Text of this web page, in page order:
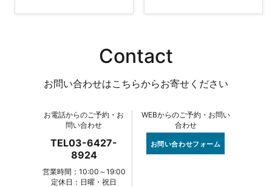
Contact
お問い合わせはこちらからお寄せください
お電話からのご予約・お
問い合わせ
TEL03-6427-
8924
営業時間：10:00～19:00
定休日：日曜・祝日
WEBからのご予約・お問い
合わせ
お問い合わせフォーム